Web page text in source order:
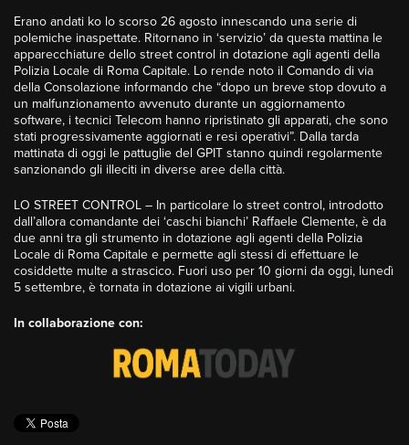
Erano andati ko lo scorso 26 agosto innescando una serie di
polemiche inaspettate. Ritornano in ‘servizio’ da questa mattina le
apparecchiature dello street control in dotazione agli agenti della
Polizia Locale di Roma Capitale. Lo rende noto il Comando di via
della Consolazione informando che “dopo un breve stop dovuto a
un malfunzionamento avvenuto durante un aggiornamento
software, i tecnici Telecom hanno ripristinato gli apparati, che sono
stati progressivamente aggiornati e resi operativi”. Dalla tarda
mattinata di oggi le pattuglie del GPIT stanno quindi regolarmente
sanzionando gli illeciti in diverse aree della città.
LO STREET CONTROL – In particolare lo street control, introdotto
dall’allora comandante dei ‘caschi bianchi’ Raffaele Clemente, è da
due anni tra gli strumento in dotazione agli agenti della Polizia
Locale di Roma Capitale e permette agli stessi di effettuare le
cosiddette multe a strascico. Fuori uso per 10 giorni da oggi, lunedì
5 settembre, è tornata in dotazione ai vigili urbani.
In collaborazione con: